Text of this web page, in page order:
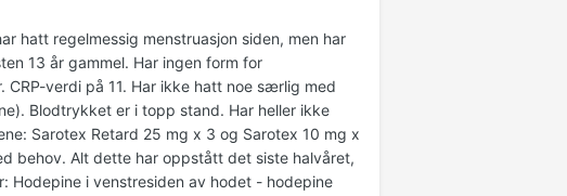
hatt regelmessig menstruasjon siden, men har
13 år gammel. Har ingen form for
verdi på 11. Har ikke hatt noe særlig med
Blodtrykket er i topp stand. Har heller ikke
Sarotex Retard 25 mg x 3 og Sarotex 10 mg x
behov. Alt dette har oppstått det siste halvåret,
Hodepine i venstresiden av hodet - hodepine